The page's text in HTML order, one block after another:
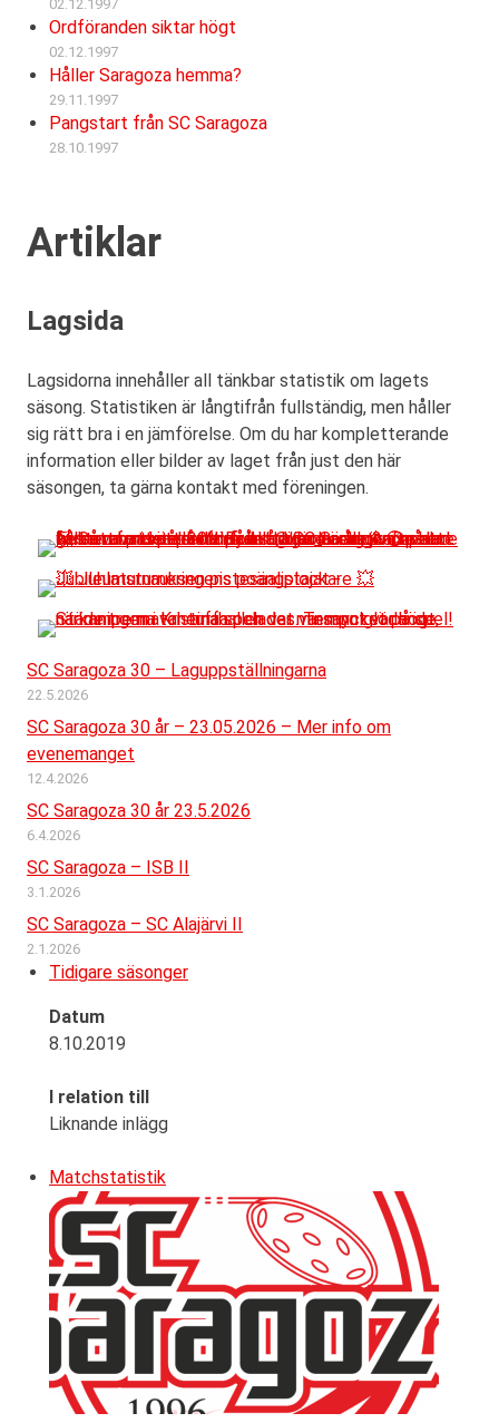
02.12.1997
Ordföranden siktar högt
02.12.1997
Håller Saragoza hemma?
29.11.1997
Pangstart från SC Saragoza
28.10.1997
Artiklar
Lagsida
Lagsidorna innehåller all tänkbar statistik om lagets
säsong. Statistiken är långtifrån fullständig, men håller
sig rätt bra i en jämförelse. Om du har kompletterande
information eller bilder av laget från just den här
säsongen, ta gärna kontakt med föreningen.
SC Saragoza 30 – Laguppställningarna
22.5.2026
SC Saragoza 30 år – 23.05.2026 – Mer info om
evenemanget
12.4.2026
SC Saragoza 30 år 23.5.2026
6.4.2026
SC Saragoza – ISB II
3.1.2026
SC Saragoza – SC Alajärvi II
2.1.2026
Tidigare säsonger
Datum
8.10.2019
I relation till
Liknande inlägg
Matchstatistik